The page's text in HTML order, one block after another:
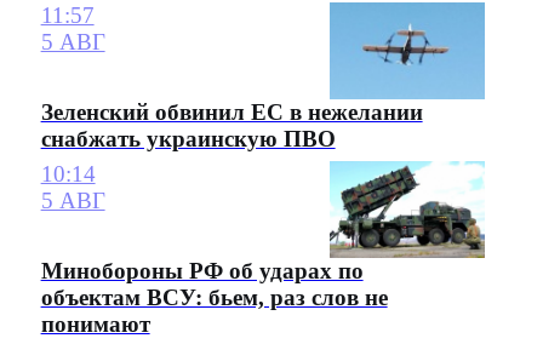
11:57
5 АВГ
Зеленский обвинил ЕС в нежелании
снабжать украинскую ПВО
10:14
5 АВГ
Минобороны РФ об ударах по
объектам ВСУ: бьем, раз слов не
понимают